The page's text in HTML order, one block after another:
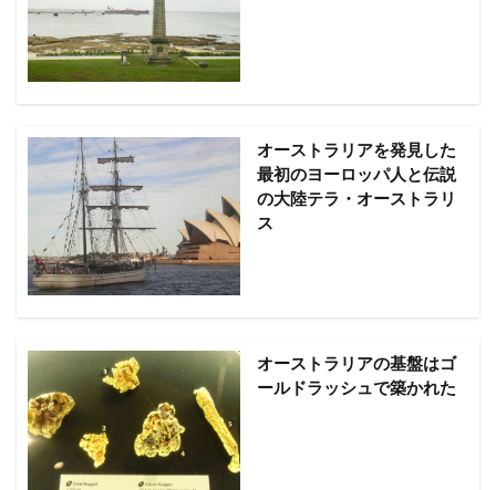
オーストラリアを発見した
最初のヨーロッパ人と伝説
の大陸テラ・オーストラリ
ス
オーストラリアの基盤はゴ
ールドラッシュで築かれた